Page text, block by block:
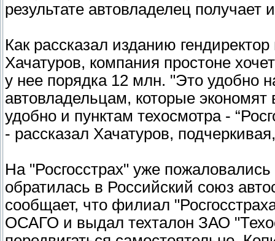
результате автовладелец получает
Как рассказал изданию
Хачатуров, компания простоне
у нее порядка 12 млн. "Это удобно
автовладельцам, которые
удобно и пунктам техосмотра -
- рассказал Хачатуров,
На "Росгосстрах" уже
обратилась в Российский союз
сообщает, что филиал
ОСАГО и выдал техталон ЗАО